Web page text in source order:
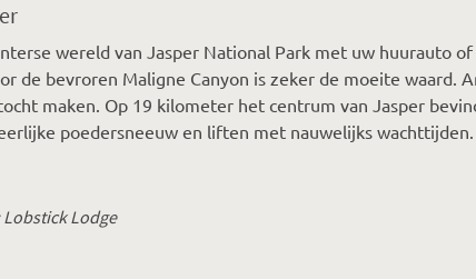
wereld van Jasper National Park met uw huurauto
de bevroren Maligne Canyon is zeker de moeite waard.
maken. Op 19 kilometer het centrum van Jasper
poedersneeuw en liften met nauwelijks wachttijden.
Lodge